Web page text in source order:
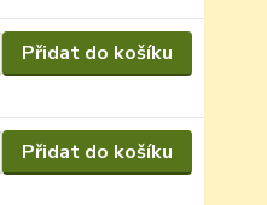
Přidat do košíku
Přidat do košíku